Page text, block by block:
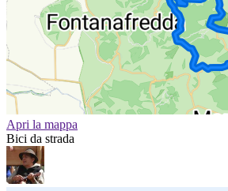
Apri la mappa
Bici da strada